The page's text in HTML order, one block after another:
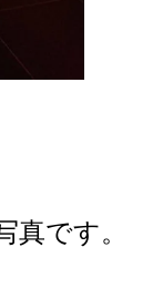
真です。